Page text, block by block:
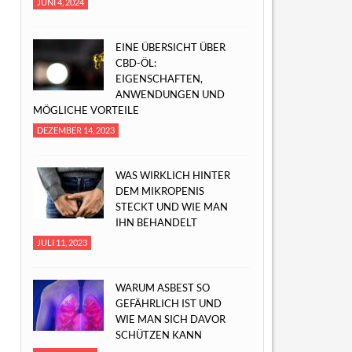
EINE ÜBERSICHT ÜBER
CBD-ÖL:
EIGENSCHAFTEN,
ANWENDUNGEN UND
MÖGLICHE VORTEILE
DEZEMBER 14, 2023
WAS WIRKLICH HINTER
DEM MIKROPENIS
STECKT UND WIE MAN
IHN BEHANDELT
JULI 11, 2023
WARUM ASBEST SO
GEFÄHRLICH IST UND
WIE MAN SICH DAVOR
SCHÜTZEN KANN